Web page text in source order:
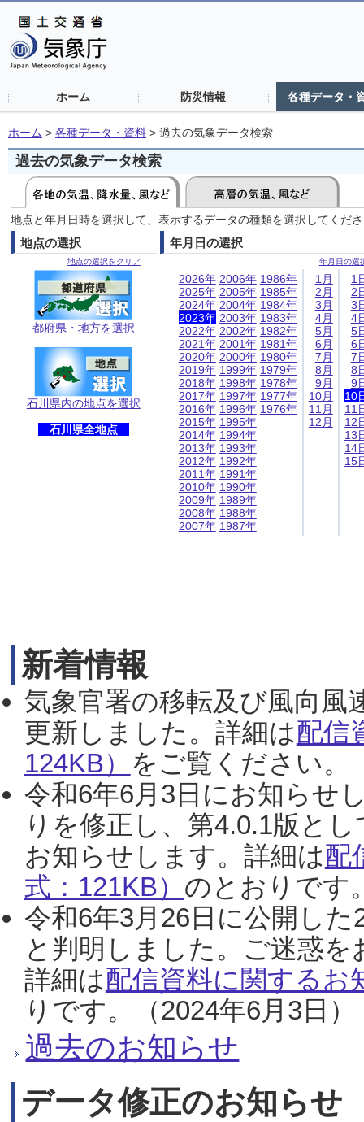
ホーム 防災情報 各種データ・
ホーム > 各種データ・資料 > 過去の気象データ検索
過去の気象データ検索
地点と年月日時を選択して、表示するデータの種類を選択してくだ
地点の選択
地点の選択をクリア
都府県・地方を選択
石川県内の地点を選択
石川県全地点
年月日の選択
年月日の選
2026年
2025年
2024年
2023年
2022年
2021年
2020年
2019年
2018年
2017年
2016年
2015年
2014年
2013年
2012年
2011年
2010年
2009年
2008年
2007年
2006年
2005年
2004年
2003年
2002年
2001年
2000年
1999年
1998年
1997年
1996年
1995年
1994年
1993年
1992年
1991年
1990年
1989年
1988年
1987年
1986年
1985年
1984年
1983年
1982年
1981年
1980年
1979年
1978年
1977年
1976年
1月
2月
3月
4月
5月
6月
7月
8月
9月
10月
11月
12月
1
2
3
4
5
6
7
8
9
10
11
12
13
14
15
新着情報
気象官署の移転及び風向風
更新しました。詳細は配信
124KB） をご覧ください。
令和6年6月3日にお知らせ
りを修正し、第4.0.1版と
お知らせします。詳細は配
式：121KB） のとおりです
令和6年3月26日に公開し
と判明しました。ご迷惑
詳細は配信資料に関するお
りです。（2024年6月3日）
過去のお知らせ
データ修正のお知らせ